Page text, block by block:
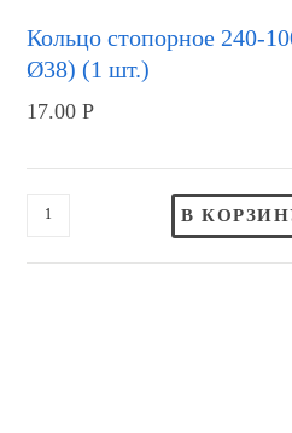
Кольцо стопорное 240-
Ø38) (1 шт.)
17.00Р
В